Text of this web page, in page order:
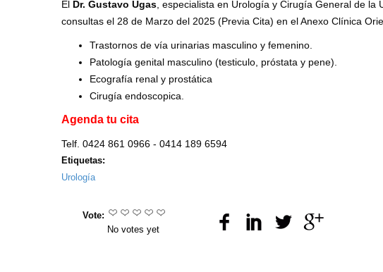
El Dr. Gustavo Ugas , especialista en Urología y Cirugía General de
consultas el 28 de Marzo del 2025 (Previa Cita) en el Anexo Clínica
Trastornos de vía urinarias masculino y femenino.
Patología genital masculino (testiculo, próstata y pene).
Ecografía renal y prostática
Cirugía endoscopica.
Agenda tu cita
Telf. 0424 861 0966 - 0414 189 6594
Etiquetas:
Urología
Vote:
No votes yet